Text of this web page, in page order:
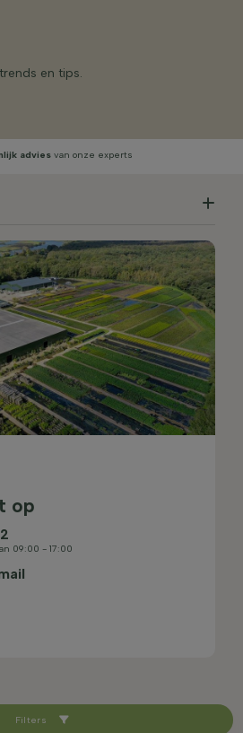
Filters
en tips.
advies van onze experts
op
09:00 - 17:00